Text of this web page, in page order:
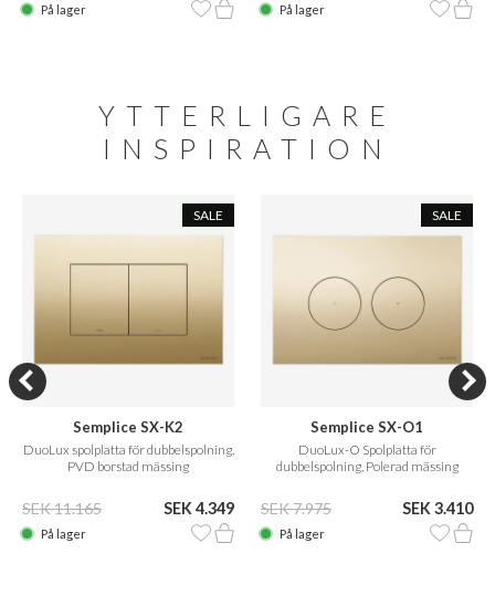
På lager På lager
YTTERLIGARE
INSPIRATION
SALE
Semplice SX-K2
DuoLux spolplatta för dubbelspolning,
PVD borstad mässing
SEK 11.165 SEK 4.349
På lager
SALE
Semplice SX-O1
DuoLux-O Spolplatta för
dubbelspolning, Polerad mässing
SEK 7.975 SEK 3.410
På lager